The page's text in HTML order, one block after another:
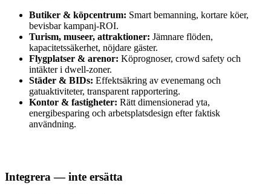
Butiker & köpcentrum: Smart bemanning, kortare köer,
bevisbar kampanj-ROI.
Turism, museer, attraktioner: Jämnare flöden,
kapacitetssäkerhet, nöjdare gäster.
Flygplatser & arenor: Köprognoser, crowd safety och
intäkter i dwell-zoner.
Städer & BIDs: Effektsäkring av evenemang och
gatuaktiviteter, transparent rapportering.
Kontor & fastigheter: Rätt dimensionerad yta,
energibesparing och arbetsplatsdesign efter faktisk
användning.
Integrera — inte ersätta